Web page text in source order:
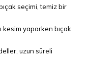
seçimi, temiz bir
kesim yaparken bıçak
uzun süreli